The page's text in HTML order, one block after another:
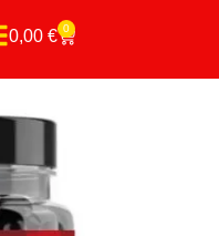
0,00 € 0